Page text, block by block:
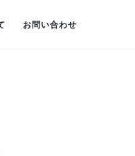
お問い合わせ